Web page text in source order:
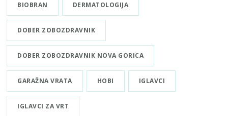
BIOBRAN DERMATOLOGIJA
DOBER ZOBOZDRAVNIK
DOBER ZOBOZDRAVNIK NOVA GORICA
GARAŽNA VRATA HOBI IGLAVCI
IGLAVCI ZA VRT